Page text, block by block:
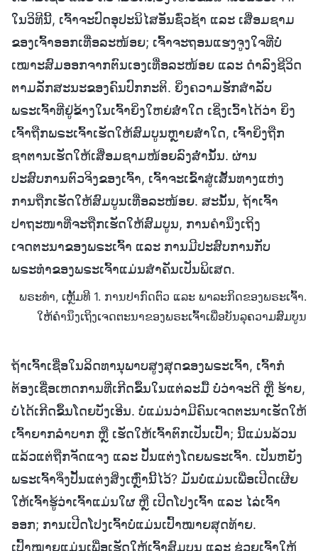
ໃນວິທີນີ້, ເຈົ້າຈະປົດອຸປະນິໄສອັນຊົ່ວຊ້າ ແລະ ເສື່ອມຊາມ
ຂອງເຈົ້າອອກເທື່ອລະໜ້ອຍ; ເຈົ້າຈະຖອນແຮງຈູງໃຈທີ່ບໍ່
ເໝາະສົມອອກຈາກຕົນເອງເທື່ອລະໜ້ອຍ ແລະ ດຳລົງຊີວິດ
ຕາມລັກສະນະຂອງຄົນປົກກະຕິ. ຍິ່ງຄວາມຮັກສຳລັບ
ພຣະເຈົ້າທີ່ຢູ່ຂ້າງໃນເຈົ້າຍິ່ງໃຫຍ່ສໍ່າໃດ ເຊິ່ງເວົ້າໄດ້ວ່າ ຍິ່ງ
ເຈົ້າຖືກພຣະເຈົ້າເຮັດໃຫ້ສົມບູນຫຼາຍສໍ່າໃດ, ເຈົ້າຍິ່ງຖືກ
ຊາຕານເຮັດໃຫ້ເສື່ອມຊາມໜ້ອຍລົງສໍ່ານັ້ນ. ຜ່ານ
ປະສົບການຕົວຈິງຂອງເຈົ້າ, ເຈົ້າຈະເຂົ້າສູ່ເສັ້ນທາງແຫ່ງ
ການຖືກເຮັດໃຫ້ສົມບູນເທື່ອລະໜ້ອຍ. ສະນັ້ນ, ຖ້າເຈົ້າ
ປາຖະໜາທີ່ຈະຖືກເຮັດໃຫ້ສົມບູນ, ການຄໍານຶງເຖິງ
ເຈດຕະນາຂອງພຣະເຈົ້າ ແລະ ການມີປະສົບການກັບ
ພຣະທຳຂອງພຣະເຈົ້າແມ່ນສຳຄັນເປັນພິເສດ.
ພຣະທຳ, ເຫຼັ້ມທີ 1. ການປາກົດຕົວ ແລະ ພາລະກິດຂອງພຣະເຈົ້າ.
ໃຫ້ຄໍານຶງເຖິງເຈດຕະນາຂອງພຣະເຈົ້າເພື່ອບັນລຸຄວາມສົມບູນ
ຖ້າເຈົ້າເຊື່ອໃນລິດທານຸພາບສູງສຸດຂອງພຣະເຈົ້າ, ເຈົ້າກໍ
ຕ້ອງເຊື່ອເຫດການທີ່ເກີດຂຶ້ນໃນແຕ່ລະມື້ ບໍ່ວ່າຈະດີ ຫຼື ຮ້າຍ,
ບໍ່ໄດ້ເກີດຂຶ້ນໂດຍບັງເອີນ. ບໍ່ແມ່ນວ່າມີຄົນເຈດຕະນາເຮັດໃຫ້
ເຈົ້າຍາກລຳບາກ ຫຼື ເຮັດໃຫ້ເຈົ້າຕົກເປັນເປົ້າ; ນີ້ແມ່ນລ້ວນ
ແລ້ວແຕ່ຖືກຈັດແຈງ ແລະ ປັ້ນແຕ່ງໂດຍພຣະເຈົ້າ. ເປັນຫຍັງ
ພຣະເຈົ້າຈິ່ງປັ້ນແຕ່ງສິ່ງເຫຼົ່ານີ້ໄວ້? ມັນບໍ່ແມ່ນເພື່ອເປີດເຜີຍ
ໃຫ້ເຈົ້າຮູ້ວ່າເຈົ້າແມ່ນໃຜ ຫຼື ເປີດໂປງເຈົ້າ ແລະ ໄລ່ເຈົ້າ
ອອກ; ການເປີດໂປງເຈົ້າບໍ່ແມ່ນເປົ້າໝາຍສຸດທ້າຍ.
ເປົ້າໝາຍແມ່ນເພື່ອເຮັດໃຫ້ເຈົ້າສົມບູນ ແລະ ຊ່ວຍເຈົ້າໃຫ້